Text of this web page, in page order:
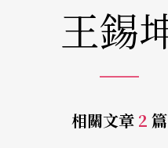
王錫
相關文章 2 篇